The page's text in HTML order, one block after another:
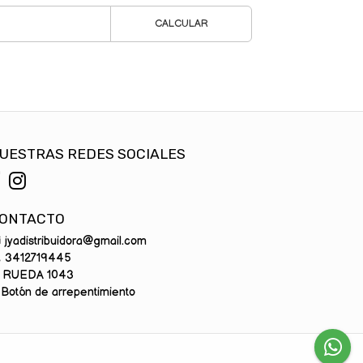
CALCULAR
REDES SOCIALES
jyadistribuidora@gmail.com
3412719445
RUEDA 1043
de arrepentimiento